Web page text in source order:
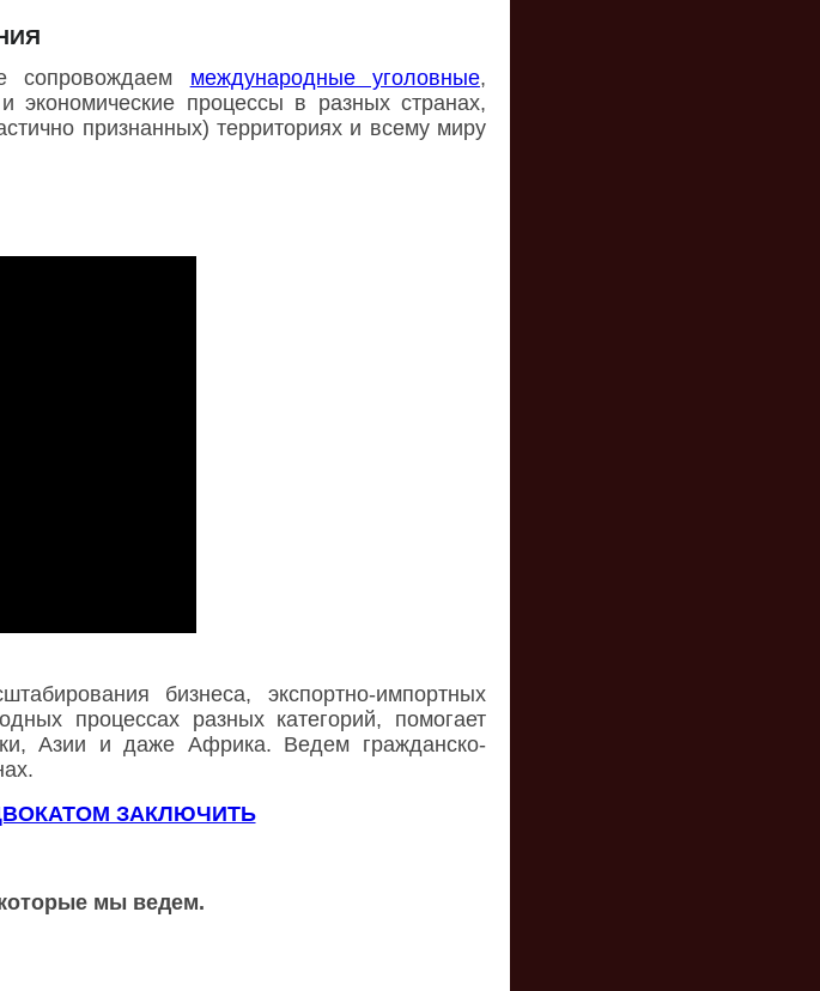
сопровождаем международные уголовные,
экономические процессы в разных странах,
признанных) территориях и всему миру
бизнеса, экспортно-импортных
процессах разных категорий, помогает
Азии и даже Африка. Ведем гражданско-
ЗАКЛЮЧИТЬ
мы ведем.